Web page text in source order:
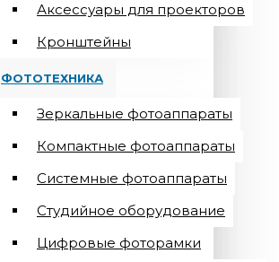
Аксессуары для проекторов
Кронштейны
ФОТОТЕХНИКА
Зеркальные фотоаппараты
Компактные фотоаппараты
Системные фотоаппараты
Студийное оборудование
Цифровые фоторамки